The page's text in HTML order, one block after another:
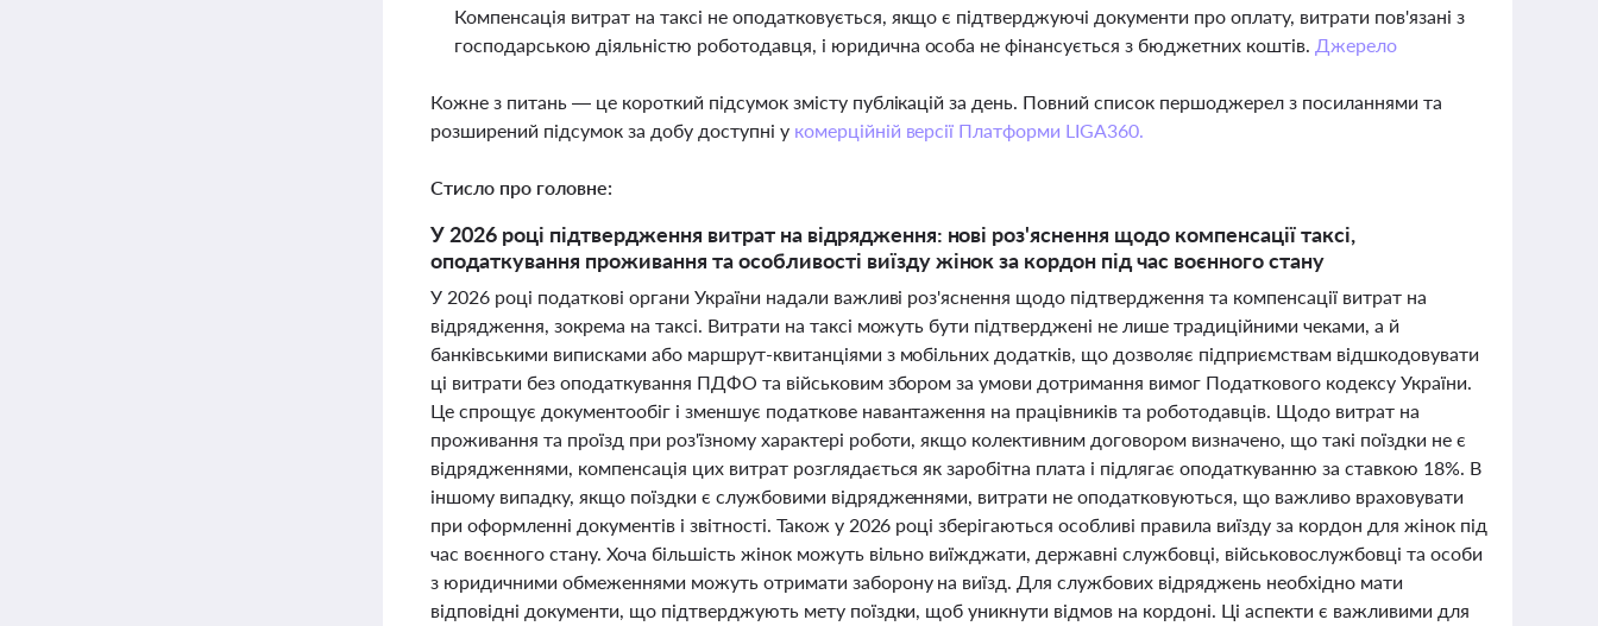
Компенсація витрат на таксі не оподатковується, якщо є підтверджуючі документи про оплату, витрати пов'язані з
господарською діяльністю роботодавця, і юридична особа не фінансується з бюджетних коштів. Джерело
Кожне з питань — це короткий підсумок змісту публікацій за день. Повний список першоджерел з посиланнями та
розширений підсумок за добу доступні у комерційній версії Платформи LIGA360.
Стисло про головне:
У 2026 році підтвердження витрат на відрядження: нові роз'яснення щодо компенсації таксі,
оподаткування проживання та особливості виїзду жінок за кордон під час воєнного стану
У 2026 році податкові органи України надали важливі роз'яснення щодо підтвердження та компенсації витрат на
відрядження, зокрема на таксі. Витрати на таксі можуть бути підтверджені не лише традиційними чеками, а й
банківськими виписками або маршрут-квитанціями з мобільних додатків, що дозволяє підприємствам відшкодовувати
ці витрати без оподаткування ПДФО та військовим збором за умови дотримання вимог Податкового кодексу України.
Це спрощує документообіг і зменшує податкове навантаження на працівників та роботодавців. Щодо витрат на
проживання та проїзд при роз'їзному характері роботи, якщо колективним договором визначено, що такі поїздки не є
відрядженнями, компенсація цих витрат розглядається як заробітна плата і підлягає оподаткуванню за ставкою 18%. В
іншому випадку, якщо поїздки є службовими відрядженнями, витрати не оподатковуються, що важливо враховувати
при оформленні документів і звітності. Також у 2026 році зберігаються особливі правила виїзду за кордон для жінок під
час воєнного стану. Хоча більшість жінок можуть вільно виїжджати, державні службовці, військовослужбовці та особи
з юридичними обмеженнями можуть отримати заборону на виїзд. Для службових відряджень необхідно мати
відповідні документи, що підтверджують мету поїздки, щоб уникнути відмов на кордоні. Ці аспекти є важливими для